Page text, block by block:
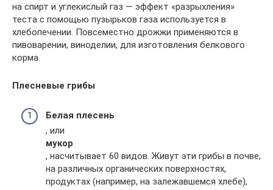
на спирт и углекислый газ — эффект «разрыхления»
теста с помощью пузырьков газа используется в
хлебопечении. Повсеместно дрожжи применяются в
пивоварении, виноделии, для изготовления белкового
корма.
Плесневые грибы
Белая плесень
, или
мукор
, насчитывает 60 видов. Живут эти грибы в почве,
на различных органических поверхностях,
продуктах (например, на залежавшемся хлебе),